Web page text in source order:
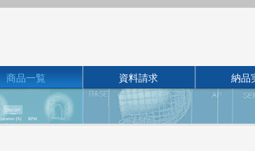
商品一覧 資料請求 納品